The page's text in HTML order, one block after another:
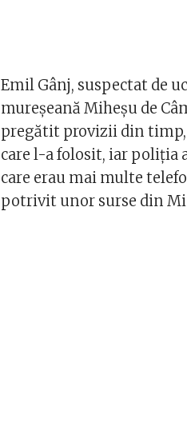
Emil Gânj, suspectat de
mureşeană Miheşu de
pregătit provizii din
care l-a folosit, iar poliţia
care erau mai multe
potrivit unor surse din